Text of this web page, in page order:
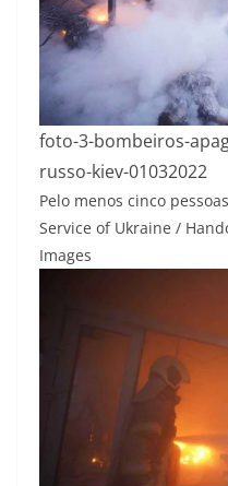
foto-3-bombeiros-
russo-kiev-01032022
Pelo menos cinco
Service of Ukraine /
Images